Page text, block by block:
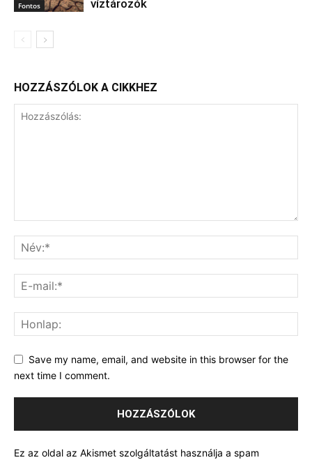
Fontos
víztározók
HOZZÁSZÓLOK A CIKKHEZ
Save my name, email, and website in this browser for the
next time I comment.
Ez az oldal az Akismet szolgáltatást használja a spam